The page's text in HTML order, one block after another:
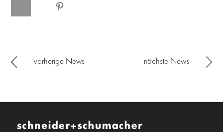
vorherige News nächste News